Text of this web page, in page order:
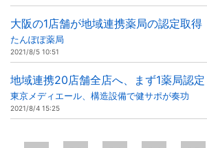
大阪の1店舗が地域連携薬局の認定取得
たんぽぽ薬局
2021/8/5 10:51
地域連携20店舗全店へ、まず1薬局認定
東京メディエール、構造設備で健サポが奏功
2021/8/4 15:25